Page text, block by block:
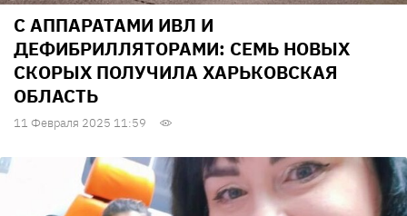
С АППАРАТАМИ ИВЛ И
ДЕФИБРИЛЛЯТОРАМИ: СЕМЬ НОВЫХ
СКОРЫХ ПОЛУЧИЛА ХАРЬКОВСКАЯ
ОБЛАСТЬ
11 Февраля 2025 11:59